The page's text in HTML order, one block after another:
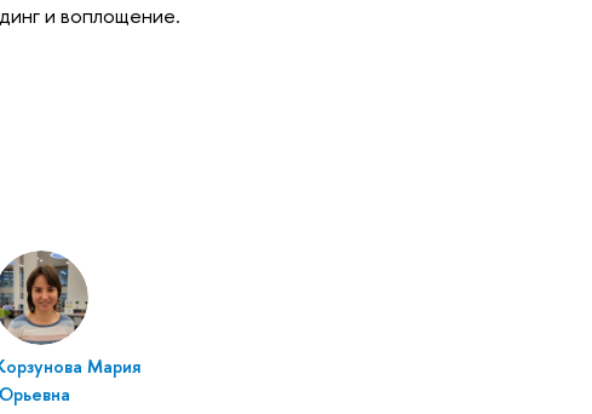
и воплощение.
Мария